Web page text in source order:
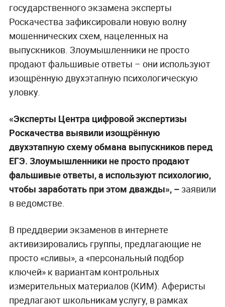
государственного экзамена эксперты
Роскачества зафиксировали новую волну
мошеннических схем, нацеленных на
выпускников. Злоумышленники не просто
продают фальшивые ответы – они используют
изощрённую двухэтапную психологическую
уловку.
«Эксперты Центра цифровой экспертизы
Роскачества выявили изощрённую
двухэтапную схему обмана выпускников перед
ЕГЭ. Злоумышленники не просто продают
фальшивые ответы, а используют психологию,
чтобы заработать при этом дважды», –заявили
в ведомстве.
В преддверии экзаменов в интернете
активизировались группы, предлагающие не
просто «сливы», а «персональный подбор
ключей» к вариантам контрольных
измерительных материалов (КИМ). Аферисты
предлагают школьникам услугу, в рамках